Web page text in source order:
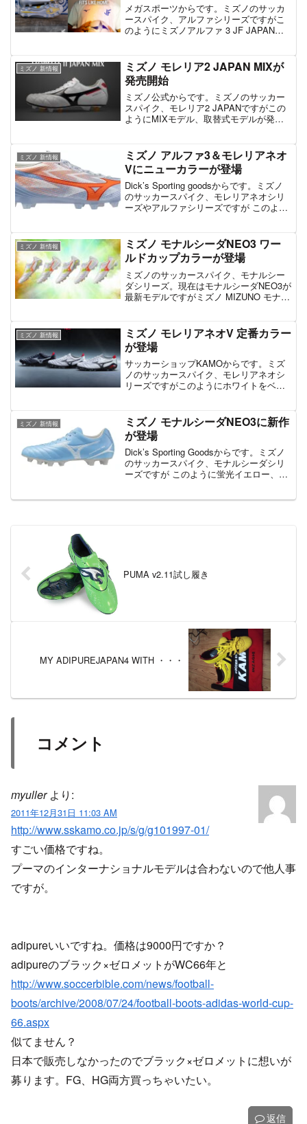
メガスポーツからです。ミズノのサッカ
ースパイク、アルファシリーズですがこ
のようにミズノアルファ 3 JF JAPAN、
円で、まだ販売はされていない模様。
3/13よ...
ミズノ 新情報
ミズノ モレリア2 JAPAN MIXが
発売開始
ミズノ公式からです。ミズノのサッカー
スパイク、モレリア2 JAPANですがこの
ようにMIXモデル、取替式モデルが発売
ずもがなな、モレリア2から久々の取替式
が...
ミズノ 新情報
ミズノ アルファ3＆モレリアネオ
Vにニューカラーが登場
Dick’s Sporting goodsからです。ミズノ
のサッカースパイク、モレリアネオシリ
ーズやアルファシリーズですが このよう
す。特にアルファ3はJAPANまで既に...
ミズノ 新情報
ミズノ モナルシーダNEO3 ワー
ルドカップカラーが登場
ミズノのサッカースパイク、モナルシー
ダシリーズ。現在はモナルシーダNEO3が
最新モデルですがミズノ MIZUNO モナル
料別) (2026/5/23時点...
ミズノ 新情報
ミズノ モレリアネオV 定番カラー
が登場
サッカーショップKAMOからです。ミズ
ノのサッカースパイク、モレリアネオシ
リーズですがこのようにホワイトをベー
は9月から販売とのこと。 また、ライン
ナップは3種類で、...
ミズノ 新情報
ミズノ モナルシーダNEO3に新作
が登場
Dick’s Sporting Goodsからです。ミズノ
のサッカースパイク、モナルシーダシリ
ーズですが このように蛍光イエロー、か
PUMA v2.11試し履き
MY ADIPUREJAPAN4 WITH ・・・
コメント
myuller より:
2011年12月31日 11:03 AM
http://www.sskamo.co.jp/s/g/g101997-01/
すごい価格ですね。
プーマのインターナショナルモデルは合わないので他人事
ですが。
adipureいいですね。価格は9000円ですか？
adipureのブラック×ゼロメットがWC66年と
http://www.soccerbible.com/news/football-
boots/archive/2008/07/24/football-boots-adidas-world-cup-
66.aspx
似てません？
日本で販売しなかったのでブラック×ゼロメットに想いが
募ります。FG、HG両方買っちゃいたい。
返信